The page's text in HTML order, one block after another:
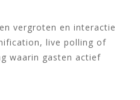
vergroten en interactie
live polling of
waarin gasten actief